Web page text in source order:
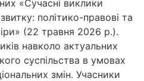
«Сучасні виклики
політико-правові та
(22 травня 2026 р.).
навколо актуальних
суспільства в умовах
змін. Учасники